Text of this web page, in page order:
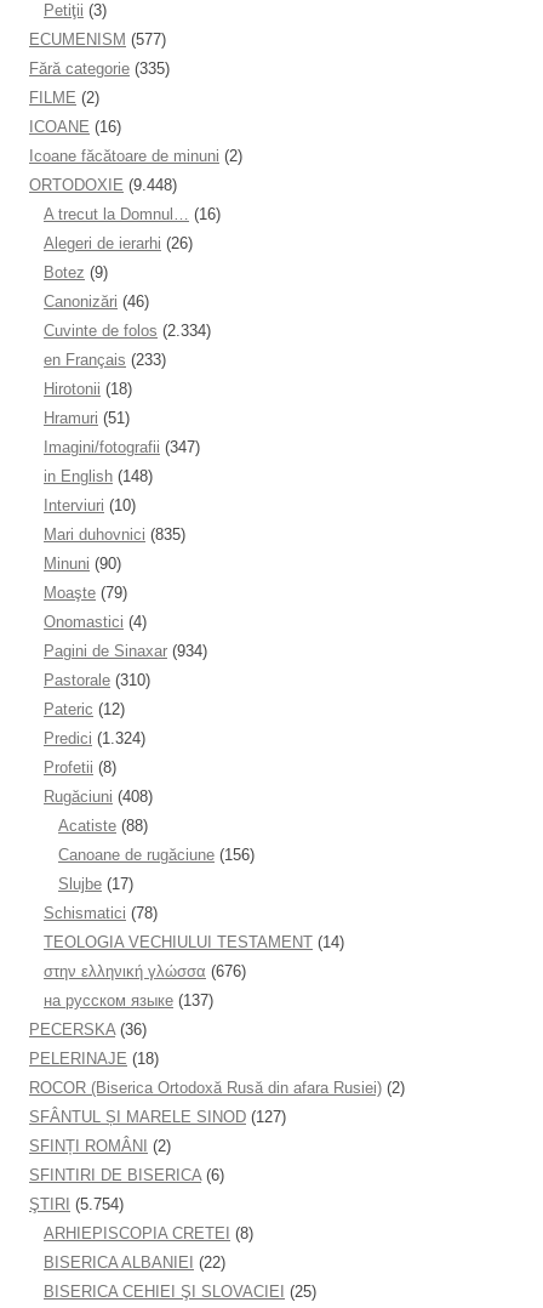
Petiţii (3)
ECUMENISM (577)
Fără categorie (335)
FILME (2)
ICOANE (16)
Icoane făcătoare de minuni (2)
ORTODOXIE (9.448)
A trecut la Domnul… (16)
Alegeri de ierarhi (26)
Botez (9)
Canonizări (46)
Cuvinte de folos (2.334)
en Français (233)
Hirotonii (18)
Hramuri (51)
Imagini/fotografii (347)
in English (148)
Interviuri (10)
Mari duhovnici (835)
Minuni (90)
Moaşte (79)
Onomastici (4)
Pagini de Sinaxar (934)
Pastorale (310)
Pateric (12)
Predici (1.324)
Profetii (8)
Rugăciuni (408)
Acatiste (88)
Canoane de rugăciune (156)
Slujbe (17)
Schismatici (78)
TEOLOGIA VECHIULUI TESTAMENT (14)
στην ελληνική γλώσσα (676)
на русском языке (137)
PECERSKA(36)
PELERINAJE (18)
ROCOR (Biserica Ortodoxă Rusă din afara Rusiei) (2)
SFÂNTUL ȘI MARELE SINOD (127)
SFINȚI ROMÂNI (2)
SFINTIRI DE BISERICA(6)
ŞTIRI (5.754)
ARHIEPISCOPIA CRETEI (8)
BISERICA ALBANIEI (22)
BISERICA CEHIEI ŞI SLOVACIEI (25)